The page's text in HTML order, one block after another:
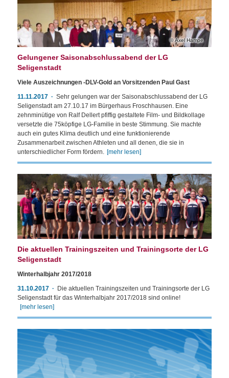
Axel Hampe
Gelungener Saisonabschlussabend der LG
Seligenstadt
Viele Auszeichnungen -DLV-Gold an Vorsitzenden Paul Gast
11.11.2017
Sehr gelungen war der Saisonabschlussabend der LG
Seligenstadt am 27.10.17 im Bürgerhaus Froschhausen. Eine
zehnminütige von Ralf Dellert pfiffig gestaltete Film- und Bildkollage
versetzte die 75köpfige LG-Familie in beste Stimmung. Sie machte
auch ein gutes Klima deutlich und eine funktionierende
Zusammenarbeit zwischen Athleten und all denen, die sie in
unterschiedlicher Form fördern. [mehr lesen]
Die aktuellen Trainingszeiten und Trainingsorte der LG
Seligenstadt
Winterhalbjahr 2017/2018
31.10.2017
Die aktuellen Trainingszeiten und Trainingsorte der LG
Seligenstadt für das Winterhalbjahr 2017/2018 sind online!
[mehr lesen]